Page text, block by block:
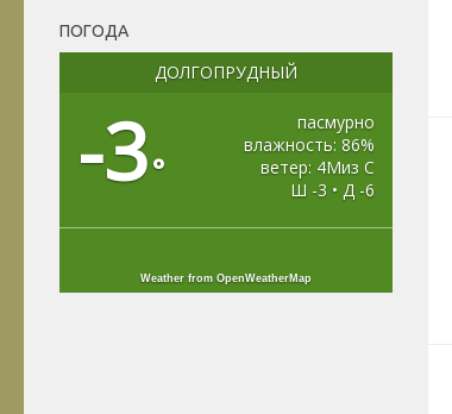
ПОГОДА
ДОЛГОПРУДНЫЙ
-3°
пасмурно
влажность: 86%
ветер: 4Миз С
Ш -3 • Д -6
Weather from OpenWeatherMap